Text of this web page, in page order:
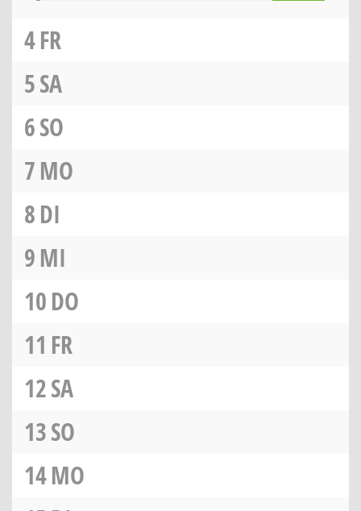
4FR
5SA
6SO
7MO
8DI
9MI
10DO
11 FR
12SA
13SO
14MO